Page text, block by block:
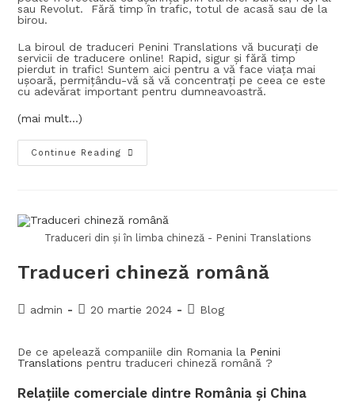
sau Revolut. Fără timp în trafic, totul de acasă sau de la
birou.
La biroul de traduceri Penini Translations vă bucurați de
servicii de traducere online! Rapid, sigur și fără timp
pierdut in trafic! Suntem aici pentru a vă face viața mai
ușoară, permițându-vă să vă concentrați pe ceea ce este
cu adevărat important pentru dumneavoastră.
(mai mult…)
Continue Reading
Traduceri din și în limba chineză - Penini Translations
Traduceri chineză română
admin 20 martie 2024 Blog
De ce apelează companiile din Romania la Penini
Translations pentru traduceri chineză română ?
Relațiile comerciale dintre România și China